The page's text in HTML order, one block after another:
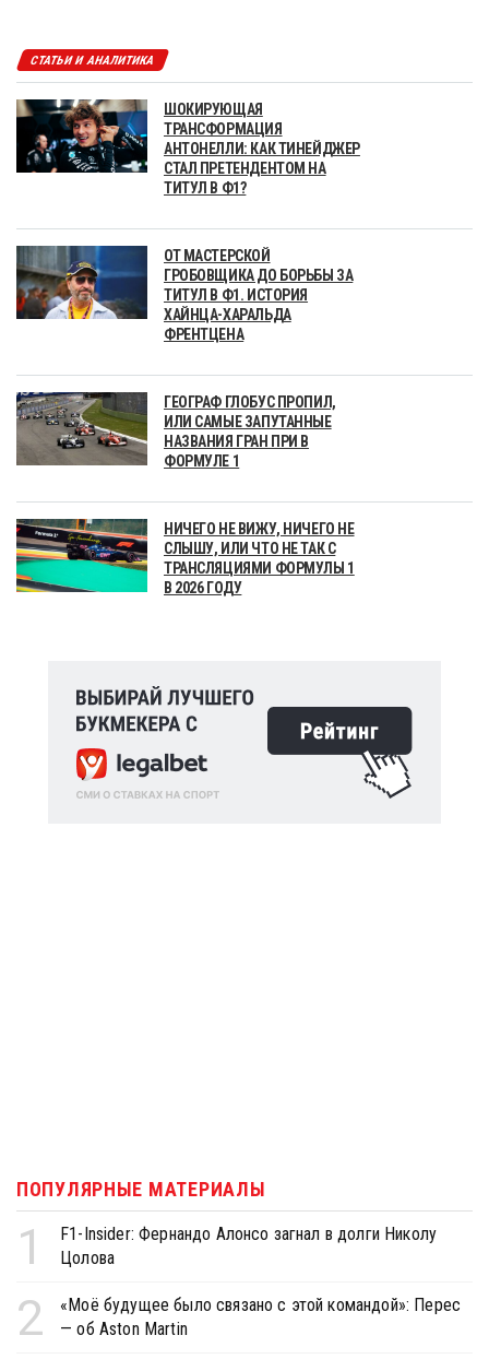
СТАТЬИ И АНАЛИТИКА
ШОКИРУЮЩАЯ
ТРАНСФОРМАЦИЯ
АНТОНЕЛЛИ: КАК ТИНЕЙДЖЕР
СТАЛ ПРЕТЕНДЕНТОМ НА
ТИТУЛ В Ф1?
ОТ МАСТЕРСКОЙ
ГРОБОВЩИКА ДО БОРЬБЫ ЗА
ТИТУЛ В Ф1. ИСТОРИЯ
ХАЙНЦА-ХАРАЛЬДА
ФРЕНТЦЕНА
ГЕОГРАФ ГЛОБУС ПРОПИЛ,
ИЛИ САМЫЕ ЗАПУТАННЫЕ
НАЗВАНИЯ ГРАН ПРИ В
ФОРМУЛЕ 1
НИЧЕГО НЕ ВИЖУ, НИЧЕГО НЕ
СЛЫШУ, ИЛИ ЧТО НЕ ТАК С
ТРАНСЛЯЦИЯМИ ФОРМУЛЫ 1
В 2026 ГОДУ
ПОПУЛЯРНЫЕ МАТЕРИАЛЫ
1
F1-Insider: Фернандо Алонсо загнал в долги Николу
Цолова
2
«Моё будущее было связано с этой командой»: Перес
— об Aston Martin